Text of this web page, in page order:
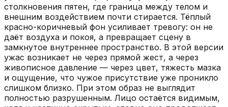
столкновения пятен, где граница между телом и
внешним воздействием почти стирается. Тёплый
красно-коричневый фон усиливает тревогу: он не
даёт воздуха и покоя, а превращает сцену в
замкнутое внутреннее пространство. В этой версии
ужас возникает не через прямой жест, а через
живописное давление — через цвет, тяжесть мазка
и ощущение, что чужое присутствие уже проникло
слишком близко. При этом образ не выглядит
полностью разрушенным. Лицо остаётся видимым,